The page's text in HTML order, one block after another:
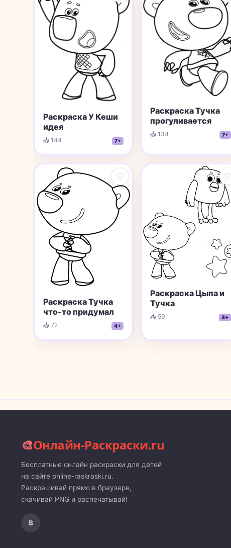
Раскраска У Кеши
идея
📥 144 7+
Раскраска Тучка
прогуливается
📥 134 7+
♡
Раскраска Тучка
что-то придумал
📥 72 4+
♡
Раскраска Цыпа и
Тучка
📥 59 4+
🎨Онлайн-Раскраски.ru
Бесплатные онлайн раскраски для детей
на сайте online-raskraski.ru.
Раскрашивай прямо в браузере,
скачивай PNG и распечатывай!
В